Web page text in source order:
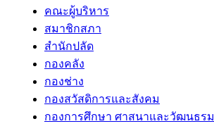
คณะผู้บริหาร
สมาชิกสภา
สำนักปลัด
กองคลัง
กองช่าง
กองสวัสดิการและสังคม
กองการศึกษา ศาสนาและวัฒนธรม